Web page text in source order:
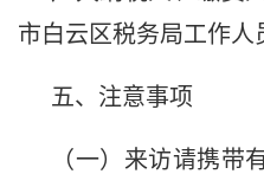
市白云区税务局工作人
五、注意事项
（一）来访请携带